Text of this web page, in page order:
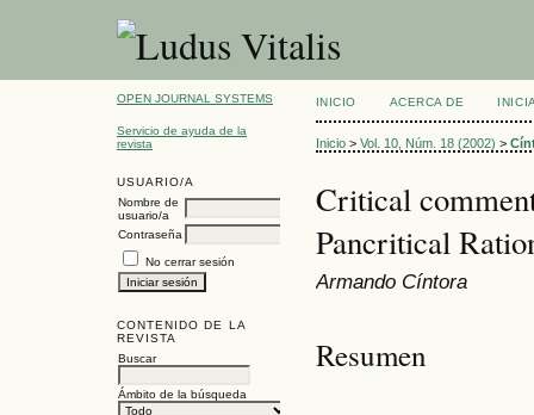
OPEN JOURNAL SYSTEMS
Servicio de ayuda de la
revista
USUARIO/A
Nombre de
usuario/a
Contraseña
No cerrar sesión
CONTENIDO DE LA
REVISTA
Buscar
Ámbito de la búsqueda
INICIO ACERCA DE
Inicio> Vol. 10, Núm. 18 (2002) >
Critical
Pancritical
Armando Cíntora
Resumen